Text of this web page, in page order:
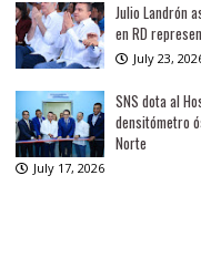
Julio Landrón
en RD
July 23,
SNS dota al
densitómetro
Norte
July 17, 2026